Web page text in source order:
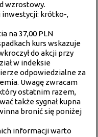
wzrostowy.
inwestycji: krótko-,
na 37,00 PLN
kurs wskazuje
do akcji przy
w indeksie
odpowiedzialne za
Uwagę zwracam
który ostatnim razem,
także sygnał kupna
bronić się poniżej
informacji warto